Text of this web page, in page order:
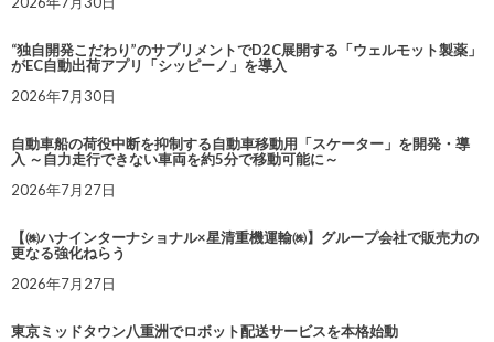
“独自開発こだわり”のサプリメントでD2C展開する「ウェルモット製薬」
がEC自動出荷アプリ「シッピーノ」を導入
2026年7月30日
自動車船の荷役中断を抑制する自動車移動用「スケーター」を開発・導
入 ～自力走行できない車両を約5分で移動可能に～
2026年7月27日
【㈱ハナインターナショナル×星清重機運輸㈱】グループ会社で販売力の
更なる強化ねらう
2026年7月27日
東京ミッドタウン八重洲でロボット配送サービスを本格始動